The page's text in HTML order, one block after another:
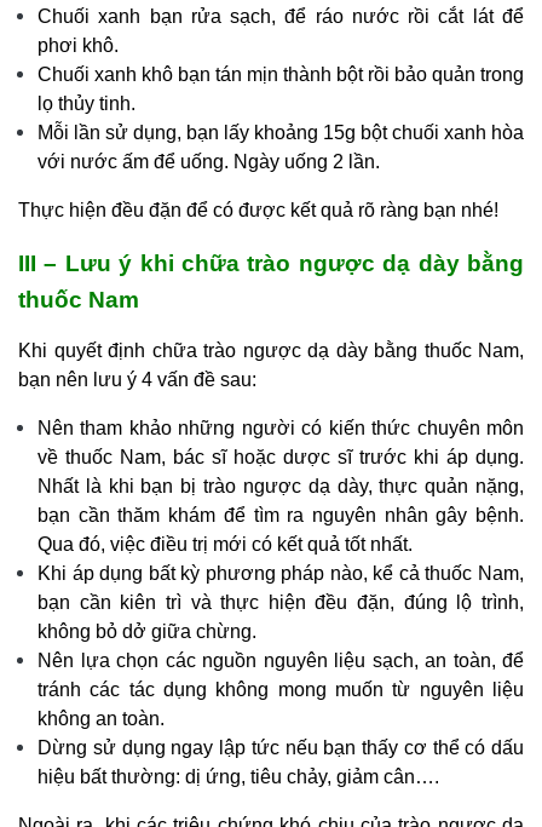
Chuối xanh bạn rửa sạch, để ráo nước rồi cắt lát để
phơi khô.
Chuối xanh khô bạn tán mịn thành bột rồi bảo quản trong
lọ thủy tinh.
Mỗi lần sử dụng, bạn lấy khoảng 15g bột chuối xanh hòa
với nước ấm để uống. Ngày uống 2 lần.
Thực hiện đều đặn để có được kết quả rõ ràng bạn nhé!
III – Lưu ý khi chữa trào ngược dạ dày bằng
thuốc Nam
Khi quyết định chữa trào ngược dạ dày bằng thuốc Nam,
bạn nên lưu ý 4 vấn đề sau:
Nên tham khảo những người có kiến thức chuyên môn
về thuốc Nam, bác sĩ hoặc dược sĩ trước khi áp dụng.
Nhất là khi bạn bị trào ngược dạ dày, thực quản nặng,
bạn cần thăm khám để tìm ra nguyên nhân gây bệnh.
Qua đó, việc điều trị mới có kết quả tốt nhất.
Khi áp dụng bất kỳ phương pháp nào, kể cả thuốc Nam,
bạn cần kiên trì và thực hiện đều đặn, đúng lộ trình,
không bỏ dở giữa chừng.
Nên lựa chọn các nguồn nguyên liệu sạch, an toàn, để
tránh các tác dụng không mong muốn từ nguyên liệu
không an toàn.
Dừng sử dụng ngay lập tức nếu bạn thấy cơ thể có dấu
hiệu bất thường: dị ứng, tiêu chảy, giảm cân….